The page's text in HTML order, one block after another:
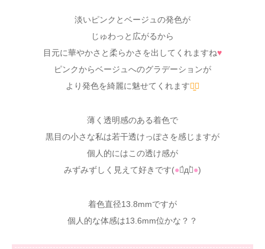
淡いピンクとベージュの発色が
じゅわっと広がるから
目元に華やかさと柔らかさを出してくれますね♥
ピンクからベージュへのグラデーションが
より発色を綺麗に魅せてくれます⠒̫⃝
薄く透明感のある着色で
黒目の小さな私は若干透けっぽさを感じますが
個人的にはこの透け感が
みずみずしく見えて好きです(●ฅ́дฅ̀●)
着色直径13.8mmですが
個人的な体感は13.6mm位かな？？